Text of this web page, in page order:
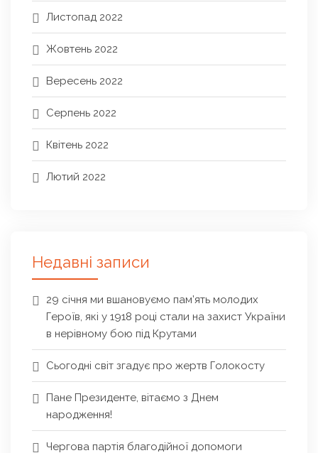
Листопад 2022
Жовтень 2022
Вересень 2022
Серпень 2022
Квітень 2022
Лютий 2022
Недавні записи
29 січня ми вшановуємо пам’ять молодих
Героїв, які у 1918 році стали на захист України
в нерівному бою під Крутами
Сьогодні світ згадує про жертв Голокосту
Пане Президенте, вітаємо з Днем
народження!
Чергова партія благодійної допомоги